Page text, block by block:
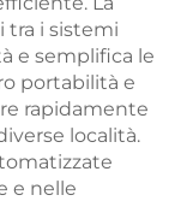
tra i sistemi
e semplifica le
portabilità e
rapidamente
località.
e nelle